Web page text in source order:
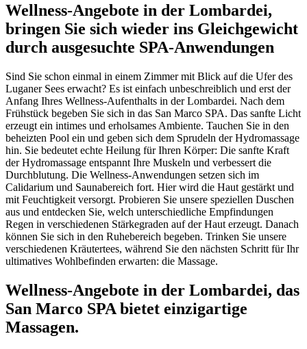
Wellness-Angebote in der Lombardei,
bringen Sie sich wieder ins Gleichgewicht
durch ausgesuchte SPA-Anwendungen
Sind Sie schon einmal in einem Zimmer mit Blick auf die Ufer des
Luganer Sees erwacht? Es ist einfach unbeschreiblich und erst der
Anfang Ihres Wellness-Aufenthalts in der Lombardei. Nach dem
Frühstück begeben Sie sich in das San Marco SPA. Das sanfte Licht
erzeugt ein intimes und erholsames Ambiente. Tauchen Sie in den
beheizten Pool ein und geben sich dem Sprudeln der Hydromassage
hin. Sie bedeutet echte Heilung für Ihren Körper: Die sanfte Kraft
der Hydromassage entspannt Ihre Muskeln und verbessert die
Durchblutung. Die Wellness-Anwendungen setzen sich im
Calidarium und Saunabereich fort. Hier wird die Haut gestärkt und
mit Feuchtigkeit versorgt. Probieren Sie unsere speziellen Duschen
aus und entdecken Sie, welch unterschiedliche Empfindungen
Regen in verschiedenen Stärkegraden auf der Haut erzeugt. Danach
können Sie sich in den Ruhebereich begeben. Trinken Sie unsere
verschiedenen Kräutertees, während Sie den nächsten Schritt für Ihr
ultimatives Wohlbefinden erwarten: die Massage.
Wellness-Angebote in der Lombardei, das
San Marco SPA bietet einzigartige
Massagen.